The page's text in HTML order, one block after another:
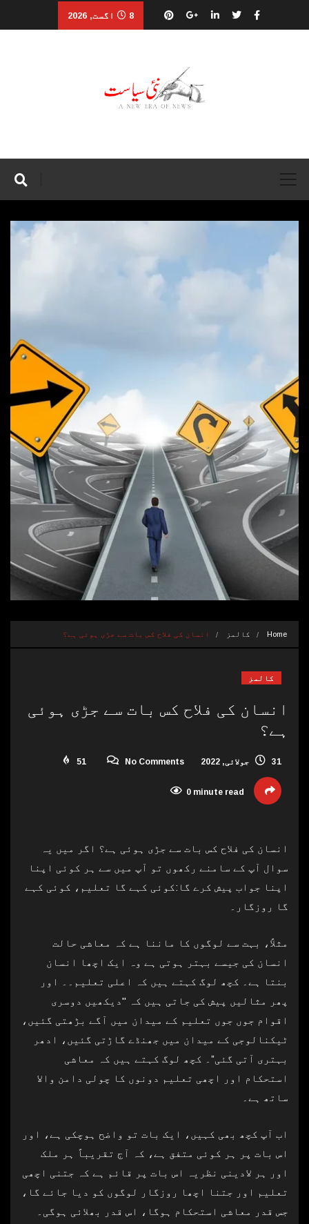
8 اگست, 2026
Home کالمز انسان کی فلاح کس بات سے جڑی ہوئی ہے؟
کالمز
انسان کی فلاح کس بات سے جڑی ہوئی
ہے؟
31 جولائی, 2022 No Comments
51
0 minute read
انسان کی فلاح کس بات سے جڑی ہوئی ہے؟ اگر میں یہ
سوال آپ کے سامنے رکھوں تو آپ میں سے ہر کوئی اپنا
اپنا جواب پیش کرے گا:کوئی کہے گا تعلیم، کوئی کہے
گا روزگار۔
مثلاً، بہت سے لوگوں کا ماننا ہے کہ معاشی حالت
انسان کی جیسے بہتر ہوتی ہے وہ ایک اچھا انسان
بنتا ہے۔ کچھ لوگ کہتے ہیں کہ اعلی تعلیم۔۔ اور
پھر مثالیں پیش کی جاتی ہیں کہ "دیکھیں دوسری
اقوام جوں جوں تعلیم کے میدان میں آگے بڑھتی گئیں،
ٹیکنالوجی کے میدان میں جھنڈے گاڑتی گئیں، ادھر
بہتری آتی گئی”۔ کچھ لوگ کہتے ہیں کہ معاشی
استحکام اور اچھی تعلیم دونوں کا چولی دامن والا
ساتھ ہے۔
اب آپ کچھ بھی کہیں، ایک بات تو واضح ہوچکی ہے، اور
اس بات پر ہر کوئی متفق ہے، کہ آج تقریباً ہر ملک
اور ہر لادینی نظریہ اس بات پر قائم ہے کہ جتنی اچھی
تعلیم اور جتنا اچھا روزگار لوگوں کو دیا جائے گا،
جس قدر معاشی استحکام ہوگا، اس قدر بھلائی ہوگی۔